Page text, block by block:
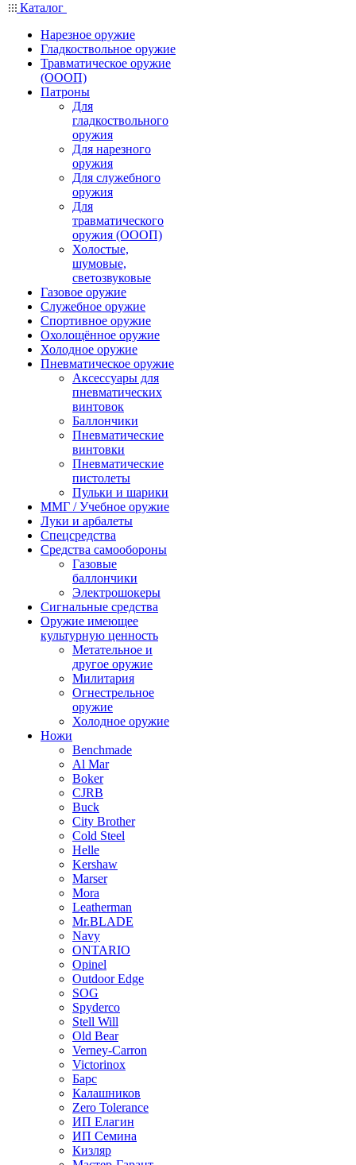
Каталог
Нарезное оружие
Гладкоствольное оружие
Травматическое оружие
(ОООП)
Патроны
Для
гладкоствольного
оружия
Для нарезного
оружия
Для служебного
оружия
Для
травматического
оружия (ОООП)
Холостые,
шумовые,
светозвуковые
Газовое оружие
Служебное оружие
Спортивное оружие
Охолощённое оружие
Холодное оружие
Пневматическое оружие
Аксессуары для
пневматических
винтовок
Баллончики
Пневматические
винтовки
Пневматические
пистолеты
Пульки и шарики
ММГ / Учебное оружие
Луки и арбалеты
Спецсредства
Средства самообороны
Газовые
баллончики
Электрошокеры
Сигнальные средства
Оружие имеющее
культурную ценность
Метательное и
другое оружие
Милитария
Огнестрельное
оружие
Холодное оружие
Ножи
Benchmade
Al Mar
Boker
CJRB
Buck
City Brother
Cold Steel
Helle
Kershaw
Marser
Mora
Leatherman
Mr.BLADE
Navy
ONTARIO
Opinel
Outdoor Edge
SOG
Spyderco
Stell Will
Old Bear
Verney-Carron
Victorinox
Барс
Калашников
Zero Tolerance
ИП Елагин
ИП Семина
Кизляр